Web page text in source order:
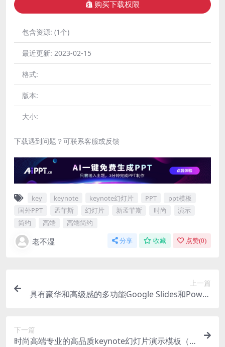
购买下载权限
包含资源: (1个)
最近更新: 2023-02-15
格式:
版本:
大小:
下载遇到问题？可联系客服或反馈
key keynote keynote幻灯片 PPT
ppt模板
国外PPT
孟菲斯 幻灯片 新孟菲斯 时尚
演示
简约
高端 高端简约
老不湿 分享 收藏 点赞(0)
上一篇
具有豪华和高级感的多功能Google Slides和Powrp
下一篇
时尚高端专业的高品质keynote幻灯片演示模板（k